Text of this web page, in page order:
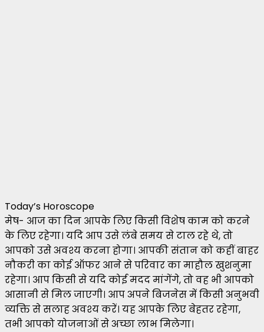
Today’s Horoscope
मेष- आज का दिन आपके लिए किसी विशेष काम को करने
के लिए रहेगा। यदि आप उसे लंबे समय से टाल रहे थे, तो
आपको उसे अवश्य करना होगा। आपकी संतान को कहीं बाहर
नौकरी का कोई ऑफर आने से परिवार का माहौल खुशनुमा
रहेगा। आप किसी से यदि कोई मदद मांगेंगे, तो वह भी आपको
आसानी से मिल जाएगी। आप अपने बिजनेस में किसी अनुभवी
व्यक्ति से सलाह अवश्य करें। यह आपके लिए बेहतर रहेगा,
तभी आपको योजनाओं से अच्छा लाभ मिलेगा।